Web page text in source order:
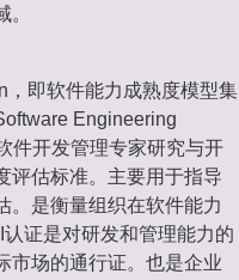
，即软件能力成熟度模型集
Engineering
件开发管理专家研究与开
评估标准。主要用于指导
。是衡量组织在软件能力
证是对研发和管理能力的
市场的通行证。也是企业